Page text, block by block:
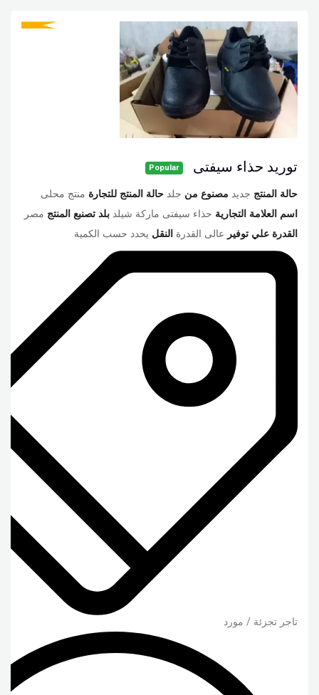
توريد حذاء سيفتى Popular
حالة المنتج جديد مصنوع من جلد حالة المنتج للتجارة منتج محلى
اسم العلامة التجارية حذاء سيفتى ماركة شيلد بلد تصنبع المنتج مصر
القدرة علي توفير عالى القدرة النقل يحدد حسب الكمية
تاجر تجزئة / مورد